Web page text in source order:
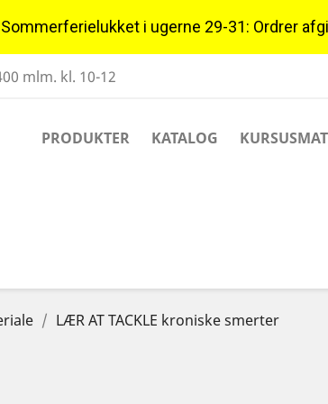
Sommerferielukket i ugerne 29-31: Ordrer
mlm. kl. 10-12
PRODUKTER KATALOG
LÆR AT TACKLE kroniske smerter